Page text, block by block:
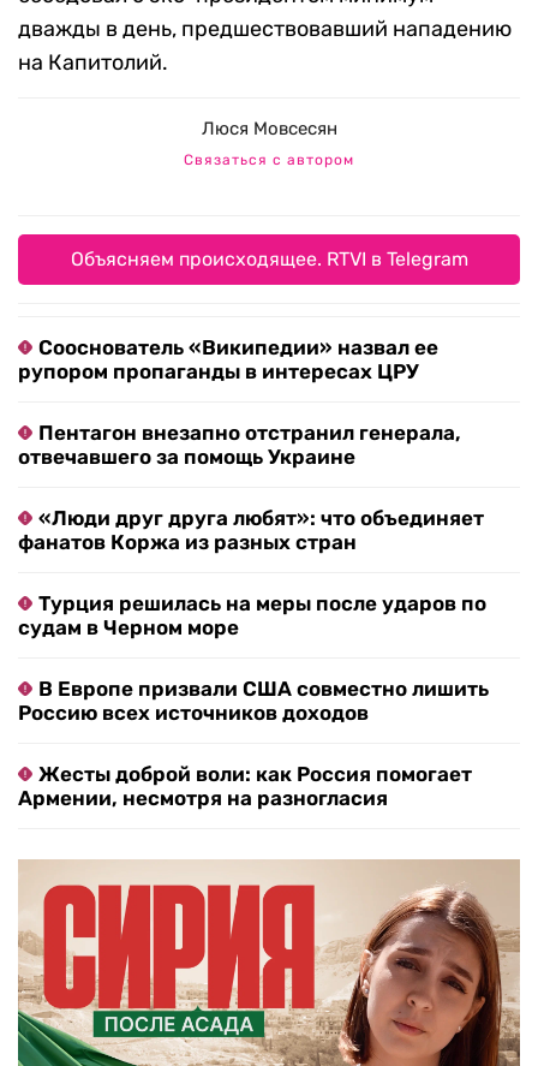
дважды в день, предшествовавший нападению
на Капитолий.
Люся Мовсесян
Связаться с автором
Объясняем происходящее. RTVI в Telegram
Сооснователь «Википедии» назвал ее
рупором пропаганды в интересах ЦРУ
Пентагон внезапно отстранил генерала,
отвечавшего за помощь Украине
«Люди друг друга любят»: что объединяет
фанатов Коржа из разных стран
Турция решилась на меры после ударов по
судам в Черном море
В Европе призвали США совместно лишить
Россию всех источников доходов
Жесты доброй воли: как Россия помогает
Армении, несмотря на разногласия